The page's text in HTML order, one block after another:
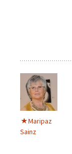
Maripaz
Sainz